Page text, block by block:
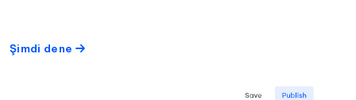
Şimdi dene